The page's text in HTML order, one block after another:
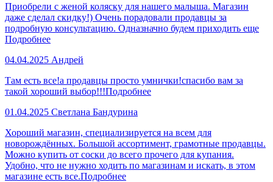
Приобрели с женой коляску для нашего малыша. Магазин
даже сделал скидку!) Очень порадовали продавцы за
подробную консультацию. Одназначно будем приходить еще
Подробнее
04.04.2025 Андрей
Там есть все!а продавцы просто умнички!спасибо вам за
такой хороший выбор!!!Подробнее
01.04.2025 Светлана Бандурина
Хороший магазин, специализируется на всем для
новорождённых. Большой ассортимент, грамотные продавцы.
Можно купить от соски до всего прочего для купания.
Удобно, что не нужно ходить по магазинам и искать, в этом
магазине есть все.Подробнее